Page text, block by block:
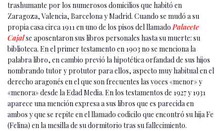
trashumante por los numerosos domicilios que habitó en
Zaragoza, Valencia, Barcelona y Madrid. Cuando se mudó a su
propia casa circa 1911 en uno de los pisos del llamadoPalacete
Cajalse aposentaron sus libros personales hasta su muerte: su
biblioteca. En el primer testamento en 1903 no se menciona la
palabra libro, en cambio previó la hipotética orfandad de sus hijos
nombrando tutor y protutor para ellos, aspecto muy habitual en el
derecho aragonés en el que son frecuentes las voces «menor» y
«menora» desde la Edad Media. En los testamentos de 1927 y 1931
aparece una mención expresa a sus libros que es parecida en
ambos y que se repite en el llamado codicilo que encontró su hija Fe
(Felina) en la mesilla de su dormitorio tras su fallecimiento.